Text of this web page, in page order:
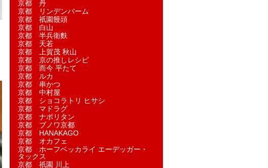
京都 丹
京都 リンデンバーム
京都 祇園饅頭
京都 白山
京都 半兵衛麩
京都 天若
京都 上賀茂 秋山
京都 京の推しレシピ
京都 而今 平たて
京都 ルカ
京都 串かつ
京都 中村屋
京都 ショコラトリ ヒサシ
京都 マドラグ
京都 ナポリタン
京都 ブノワ京都
京都 HANAKAGO
京都 オカフェ
京都 ホーフベッカライ エーデッガー・
タックス
京都 祇園 川上